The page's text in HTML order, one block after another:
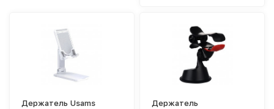
Держатель Usams
Держатель